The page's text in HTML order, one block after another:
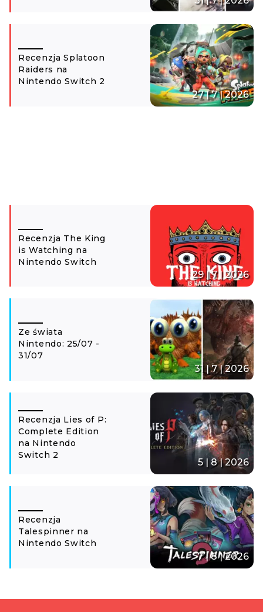
Recenzja Splatoon
Raiders na
Nintendo Switch 2
27 | 7 | 2026
Recenzja The King
is Watching na
Nintendo Switch
29 | 7 | 2026
Ze świata
Nintendo: 25/07 -
31/07
31 | 7 | 2026
Recenzja Lies of P:
Complete Edition
na Nintendo
Switch 2
5 | 8 | 2026
Recenzja
Talespinner na
Nintendo Switch
7 | 8 | 2026